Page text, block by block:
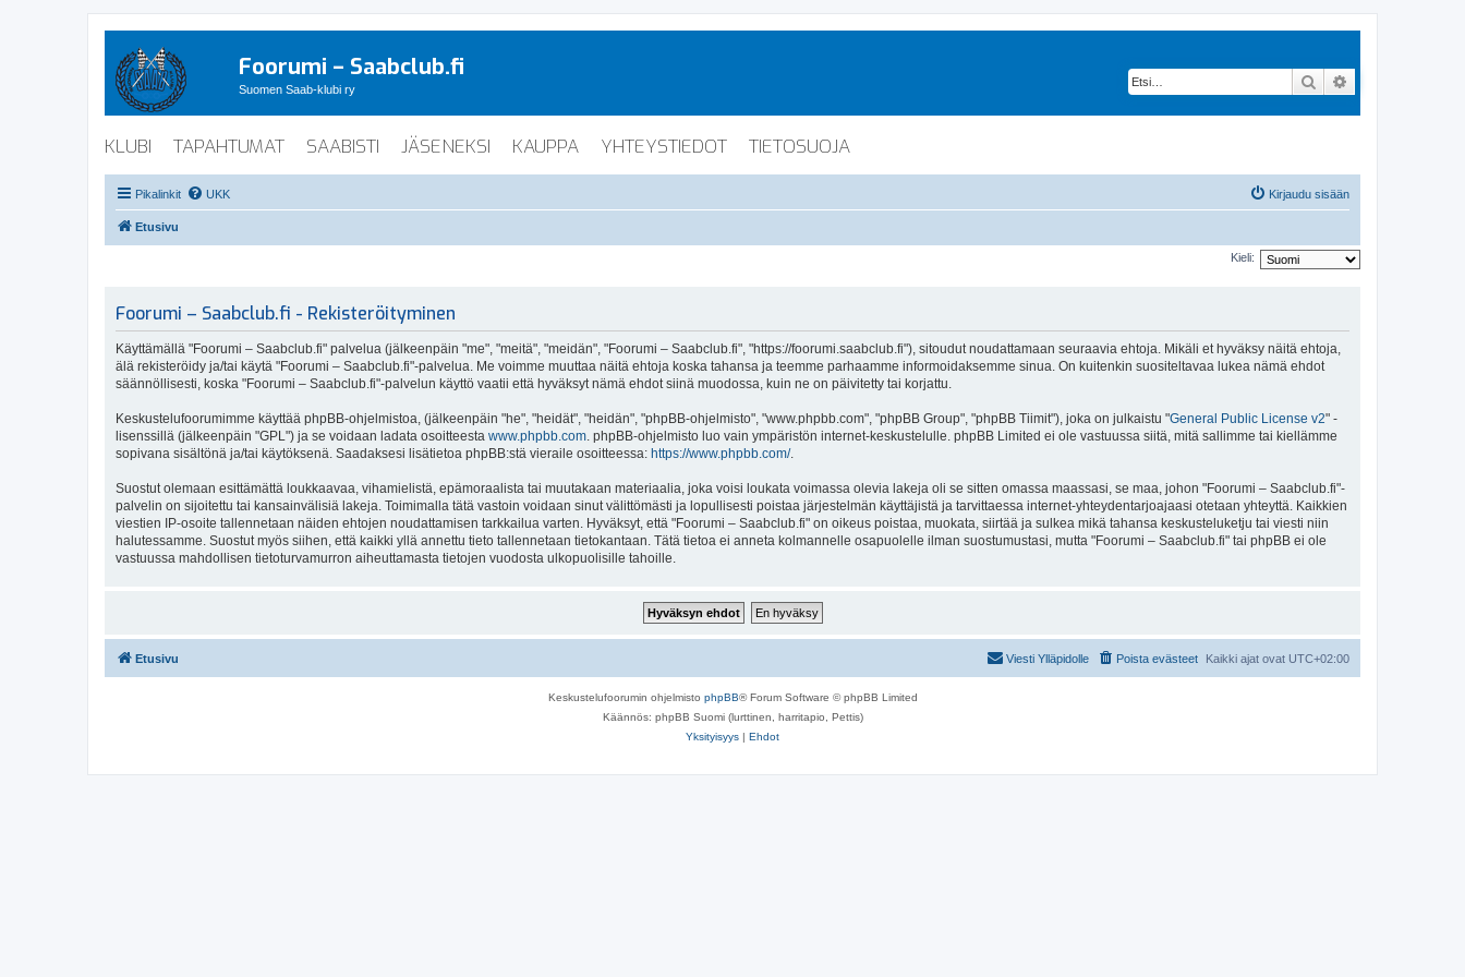
Foorumi – Saabclub.fi
Suomen Saab-klubi ry Etsi
KLUBI TAPAHTUMAT SAABISTI JÄSENEKSI KAUPPA YHTEYSTIEDOT TIETOSUOJA
Pikalinkit UKK Kirjaudu sisään
Etusivu
Kieli:
Foorumi – Saabclub.fi - Rekisteröityminen
Käyttämällä "Foorumi – Saabclub.fi" palvelua (jälkeenpäin "me", "meitä", "meidän", "Foorumi – Saabclub.fi", "https://foorumi.saabclub.fi"), sitoudut noudattamaan seuraavia ehtoja. Mikäli et hyväksy näitä ehtoja,
älä rekisteröidy ja/tai käytä "Foorumi – Saabclub.fi"-palvelua. Me voimme muuttaa näitä ehtoja koska tahansa ja teemme parhaamme informoidaksemme sinua. On kuitenkin suositeltavaa lukea nämä ehdot
säännöllisesti, koska "Foorumi – Saabclub.fi"-palvelun käyttö vaatii että hyväksyt nämä ehdot siinä muodossa, kuin ne on päivitetty tai korjattu.
Keskustelufoorumimme käyttää phpBB-ohjelmistoa, (jälkeenpäin "he", "heidät", "heidän", "phpBB-ohjelmisto", "www.phpbb.com", "phpBB Group", "phpBB Tiimit"), joka on julkaistu "General Public License v2" -
lisenssillä (jälkeenpäin "GPL") ja se voidaan ladata osoitteesta www.phpbb.com. phpBB-ohjelmisto luo vain ympäristön internet-keskustelulle. phpBB Limited ei ole vastuussa siitä, mitä sallimme tai kiellämme
sopivana sisältönä ja/tai käytöksenä. Saadaksesi lisätietoa phpBB:stä vieraile osoitteessa: https://www.phpbb.com/.
Suostut olemaan esittämättä loukkaavaa, vihamielistä, epämoraalista tai muutakaan materiaalia, joka voisi loukata voimassa olevia lakeja oli se sitten omassa maassasi, se maa, johon "Foorumi – Saabclub.fi"-
palvelin on sijoitettu tai kansainvälisiä lakeja. Toimimalla tätä vastoin voidaan sinut välittömästi ja lopullisesti poistaa järjestelmän käyttäjistä ja tarvittaessa internet-yhteydentarjoajaasi otetaan yhteyttä. Kaikkien
viestien IP-osoite tallennetaan näiden ehtojen noudattamisen tarkkailua varten. Hyväksyt, että "Foorumi – Saabclub.fi" on oikeus poistaa, muokata, siirtää ja sulkea mikä tahansa keskusteluketju tai viesti niin
halutessamme. Suostut myös siihen, että kaikki yllä annettu tieto tallennetaan tietokantaan. Tätä tietoa ei anneta kolmannelle osapuolelle ilman suostumustasi, mutta "Foorumi – Saabclub.fi" tai phpBB ei ole
vastuussa mahdollisen tietoturvamurron aiheuttamasta tietojen vuodosta ulkopuolisille tahoille.
Etusivu Kaikki ajat ovat UTC+02:00
Poista evästeet
Viesti Ylläpidolle
Keskustelufoorumin ohjelmisto phpBB® Forum Software © phpBB Limited
Käännös: phpBB Suomi (lurttinen, harritapio, Pettis)
Yksityisyys | Ehdot